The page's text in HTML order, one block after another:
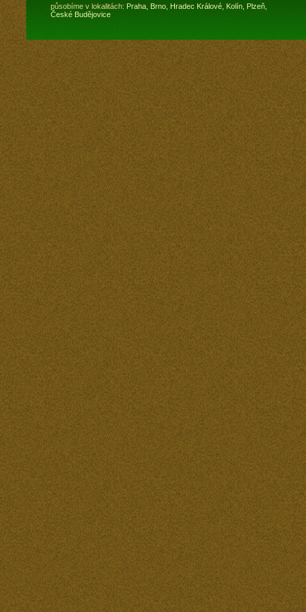
působíme v lokalitách: Praha, Brno, Hradec Králové, Kolín, Plzeň,
České Budějovice